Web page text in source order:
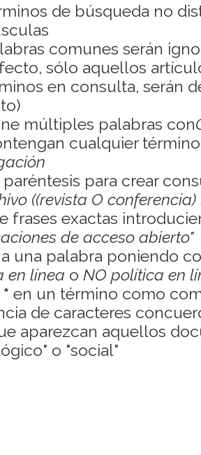
de búsqueda no
comunes serán
sólo aquellos
en consulta, serán
múltiples palabras con
cualquier
para crear
((revista O conferencia)
frases exactas
de acceso abierto"
una palabra poniendo
en línea o NO política en
* en un término como
de caracteres
aparezcan aquellos
o "social"